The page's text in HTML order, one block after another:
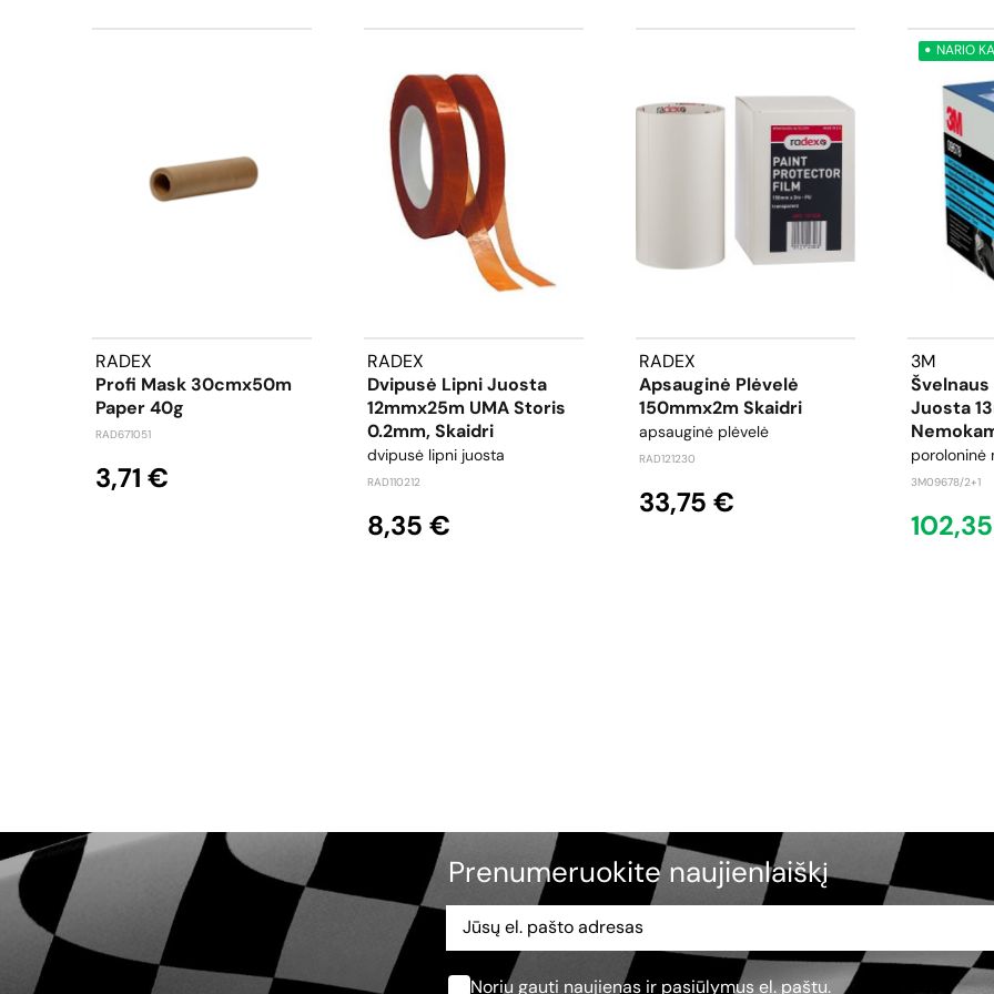
RADEX
Profi Mask 30cmx50m
Paper 40g
RAD671051
3,71 €
RADEX
Dvipusė Lipni Juosta
12mmx25m UMA Storis
0.2mm, Skaidri
dvipusė lipni juosta
RAD110212
8,35 €
RADEX
Apsauginė Plėvelė
150mmx2m Skaidri
apsauginė plėvelė
RAD121230
33,75 €
NARIO
3M
Juosta
poroloninė
3M09678/2+1
Prenumeruokite naujienlaiškį
Noriu gauti naujienas ir pasiūlymus el. paštu.